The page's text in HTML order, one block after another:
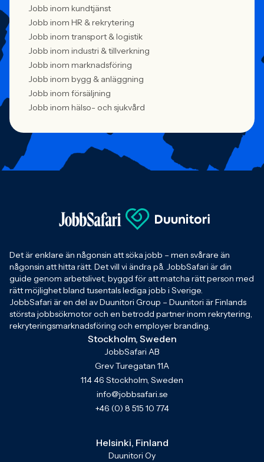
Jobb inom kundtjänst
Jobb inom HR & rekrytering
Jobb inom transport & logistik
Jobb inom industri & tillverkning
Jobb inom marknadsföring
Jobb inom bygg & anläggning
Jobb inom försäljning
Jobb inom hälso- och sjukvård
Det är enklare än någonsin att söka jobb – men svårare än
någonsin att hitta rätt. Det vill vi ändra på. JobbSafari är din
guide genom arbetslivet, byggd för att matcha rätt person med
rätt möjlighet bland tusentals lediga jobb i Sverige.
JobbSafari är en del av Duunitori Group – Duunitori är Finlands
största jobbsökmotor och en betrodd partner inom rekrytering,
rekryteringsmarknadsföring och employer branding.
Stockholm, Sweden
JobbSafari AB
Grev Turegatan 11A
114 46 Stockholm, Sweden
info@jobbsafari.se
+46 (0) 8 515 10 774
Helsinki, Finland
Duunitori Oy